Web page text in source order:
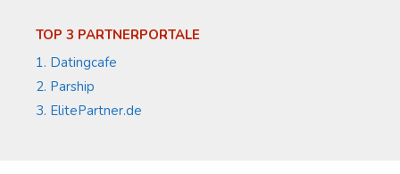
TOP 3 PARTNERPORTALE
1. Datingcafe
2. Parship
3. ElitePartner.de